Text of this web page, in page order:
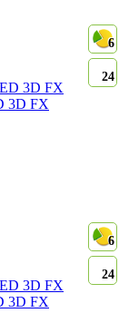
6
24
3D FX
6
24
3D FX